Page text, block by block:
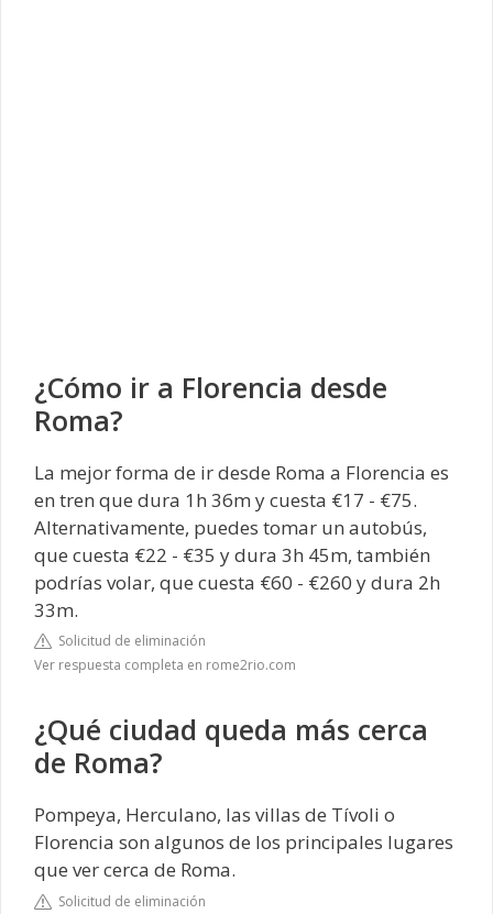
¿Cómo ir a Florencia desde
Roma?
La mejor forma de ir desde Roma a Florencia es
en tren que dura 1h 36m y cuesta €17 - €75.
Alternativamente, puedes tomar un autobús,
que cuesta €22 - €35 y dura 3h 45m, también
podrías volar, que cuesta €60 - €260 y dura 2h
33m.
Solicitud de eliminación
Ver respuesta completa en rome2rio.com
¿Qué ciudad queda más cerca
de Roma?
Pompeya, Herculano, las villas de Tívoli o
Florencia son algunos de los principales lugares
que ver cerca de Roma.
Solicitud de eliminación